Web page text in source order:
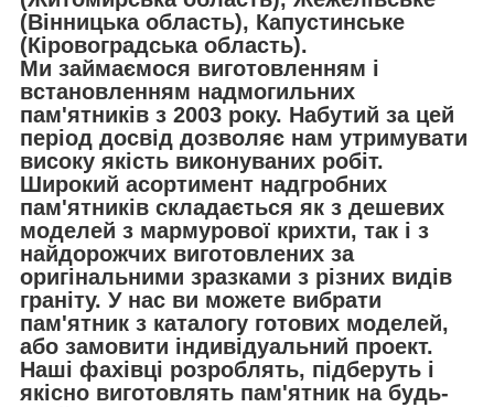
(Вінницька область), Капустинське
(Кіровоградська область).
Ми займаємося виготовленням і
встановленням надмогильних
пам'ятників з 2003 року. Набутий за цей
період досвід дозволяє нам утримувати
високу якість виконуваних робіт.
Широкий асортимент надгробних
пам'ятників складається як з дешевих
моделей з мармурової крихти, так і з
найдорожчих виготовлених за
оригінальними зразками з різних видів
граніту. У нас ви можете вибрати
пам'ятник з каталогу готових моделей,
або замовити індивідуальний проект.
Наші фахівці розроблять, підберуть і
якісно виготовлять пам'ятник на будь-